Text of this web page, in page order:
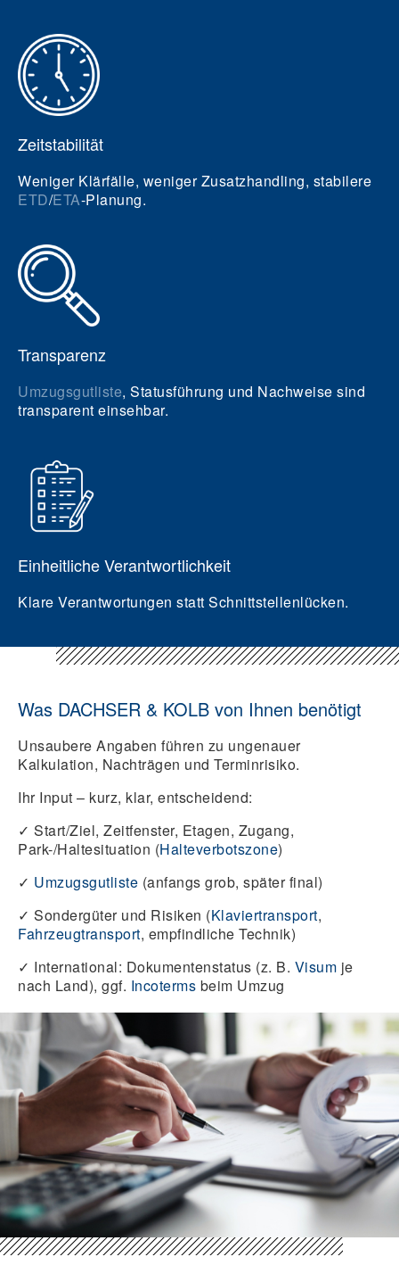
Zeitstabilität
Weniger Klärfälle, weniger Zusatzhandling, stabilere
ETD/ETA-Planung.
Transparenz
Umzugsgutliste, Statusführung und Nachweise sind
transparent einsehbar.
Einheitliche Verantwortlichkeit
Klare Verantwortungen statt Schnittstellenlücken.
Was DACHSER & KOLB von Ihnen benötigt
Unsaubere Angaben führen zu ungenauer
Kalkulation, Nachträgen und Terminrisiko.
Ihr Input – kurz, klar, entscheidend:
✓ Start/Ziel, Zeitfenster, Etagen, Zugang,
Park-/Haltesituation (Halteverbotszone)
✓ Umzugsgutliste (anfangs grob, später final)
✓ Sondergüter und Risiken (Klaviertransport,
Fahrzeugtransport, empfindliche Technik)
✓ International: Dokumentenstatus (z. B. Visum je
nach Land), ggf. Incoterms beim Umzug